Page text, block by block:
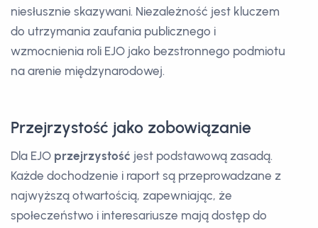
niesłusznie skazywani. Niezależność jest kluczem
do utrzymania zaufania publicznego i
wzmocnienia roli EJO jako bezstronnego podmiotu
na arenie międzynarodowej.
Przejrzystość jako zobowiązanie
Dla EJO przejrzystość jest podstawową zasadą.
Każde dochodzenie i raport są przeprowadzane z
najwyższą otwartością, zapewniając, że
społeczeństwo i interesariusze mają dostęp do